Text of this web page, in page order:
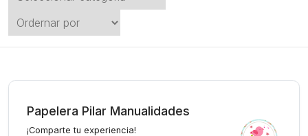
Papelera Pilar Manualidades
¡Comparte tu experiencia!